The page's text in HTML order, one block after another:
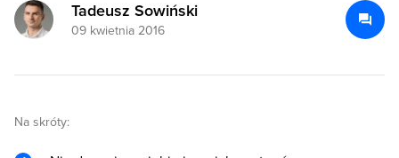
Tadeusz Sowiński
09 kwietnia 2016
Na skróty: